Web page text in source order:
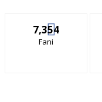
7,354
Fani